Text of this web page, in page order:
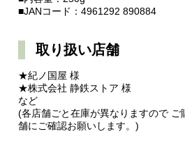
■JANコード：4961292 890884
取り扱い店舗
★紀ノ国屋 様
★株式会社 静鉄ストア 様
など
(各店舗ごと在庫が異なりますので
舗にご確認お願いします。)